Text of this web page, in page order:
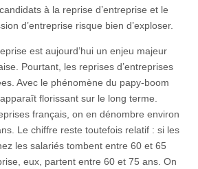
à la reprise d’entreprise et le
d’entreprise risque bien d’exploser.
est aujourd’hui un enjeu majeur
Pourtant, les reprises d’entreprises
Avec le phénomène du papy-boom
florissant sur le long terme.
français, on en dénombre environ
Le chiffre reste toutefois relatif : si les
les salariés tombent entre 60 et 65
eux, partent entre 60 et 75 ans. On